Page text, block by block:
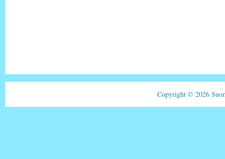
Copyright © 2026